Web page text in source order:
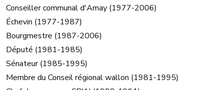
Conseiller communal d'Amay (1977-2006)
Échevin (1977-1987)
Bourgmestre (1987-2006)
Député (1981-1985)
Sénateur (1985-1995)
Membre du Conseil régional wallon (1981-1995)